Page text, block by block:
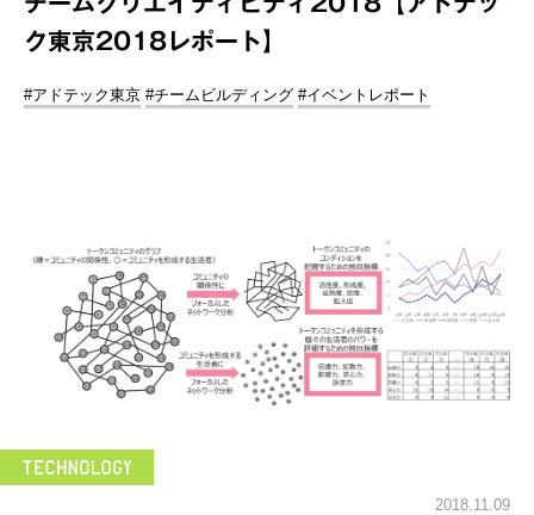
ク東京2018レポート】
#アドテック東京 #チームビルディング #イベントレポート
2018.11.09